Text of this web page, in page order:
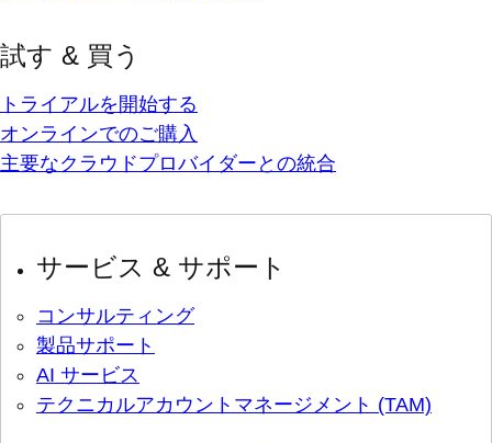
試す & 買う
トライアルを開始する
オンラインでのご購入
主要なクラウドプロバイダーとの統合
サービス & サポート
コンサルティング
製品サポート
AI サービス
テクニカルアカウントマネージメント (TAM)